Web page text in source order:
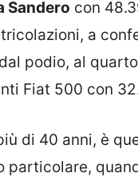
Sandero con
a
podio, al
Fiat 500 con
di 40 anni, è